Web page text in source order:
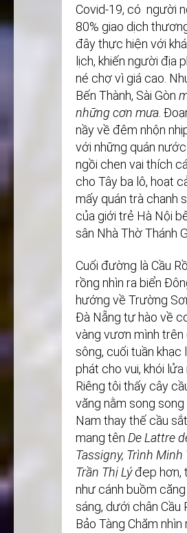
Covid-19, có người
80% giao dịch
đây thực hiện với
lịch, khiến người địa
né chợ vì giá cao.
Bến Thành, Sài Gòn
những cơn mưa .
nầy về đêm nhộn
với những quán
ngồi chen vai thích
cho Tây ba lô, hoạt
mấy quán trà chanh
của giới trẻ Hà Nội
sân Nhà Thờ Thánh
Cuối đường là Cầu
rồng nhìn ra biển
hướng về Trường
Đà Nẵng tự hào về
vàng vươn mình trên
sông, cuối tuần khạc
phát cho vui, khói lửa
Riêng tôi thấy cây
văng nằm song song
Nam thay thế cầu
mang tên De Lattre
Tassigny, Trình Minh
Trần Thị Lýđẹp hơn,
như cánh buồm căng
sáng, dưới chân Cầu
Bảo Tàng Chăm nhìn